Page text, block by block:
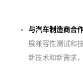
与汽车制造商合
展兼容性测试和
新技术和新需求